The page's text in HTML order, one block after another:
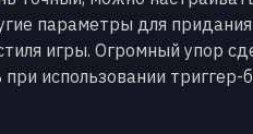
параметры для придания
игры. Огромный упор
при использовании триггер-